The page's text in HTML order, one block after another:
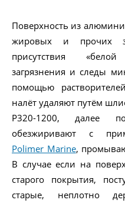
Поверхность из
жировых и прочих
присутствия
загрязнения и следы
помощью
налёт удаляют путём
Р320-1200, далее
обезжиривают с
Polimer Marine,
В случае если на
старого покрытия,
старые, неплотно